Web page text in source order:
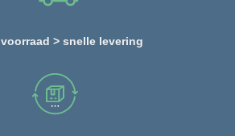
> snelle levering